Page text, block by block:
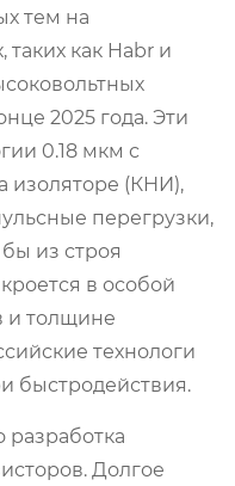
тем на
как Habr и
2025 года. Эти
0.18 мкм с
изоляторе (КНИ),
перегрузки,
из строя
в особой
и толщине
технологи
быстродействия.
Долгое